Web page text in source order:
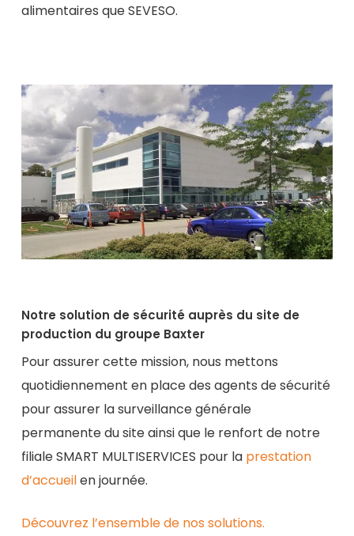
alimentaires que SEVESO.
Notre solution de sécurité auprès du site de
production du groupe Baxter
Pour assurer cette mission, nous mettons
quotidiennement en place des agents de sécurité
pour assurer la surveillance générale
permanente du site ainsi que le renfort de notre
filiale SMART MULTISERVICES pour la prestation
d’accueilen journée.
Découvrez l’ensemble de nos solutions.